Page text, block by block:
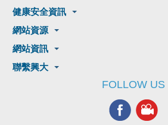
健康安全資訊
網站資源
網站資訊
聯繫興大
FOLLOW US